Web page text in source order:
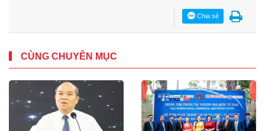
Chia sẻ
CÙNG CHUYÊN MỤC